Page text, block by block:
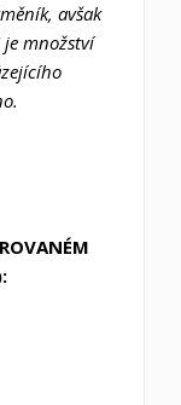
avšak
je množství